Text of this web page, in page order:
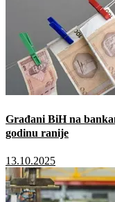
Građani BiH na
godinu ranije
13.10.2025